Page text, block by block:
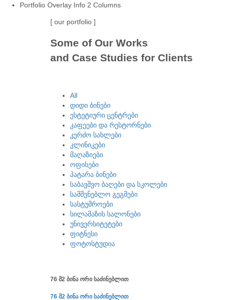
Portfolio Overlay Info 2 Columns
[ our portfolio ]
Some of Our Works
and Case Studies for Clients
All
დიდი ბინები
ესტეტიური ცენტრები
კაფეები და რესტორნები
კერძო სახლები
კლინიკები
მაღაზიები
ოფისები
პატარა ბინები
საბავშვო ბაღები და სკოლები
სამშენებლო გეგმები
სასტუმროები
სილამაზის სალონები
უნივერსიტეტები
ფიტნესი
ფოტოსტუდია
76 მ2 ბინა ორი საძინებლით
76 მ2 ბინა ორი საძინებლით